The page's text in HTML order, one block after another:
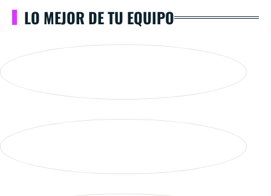
LO MEJOR DE TU EQUIPO